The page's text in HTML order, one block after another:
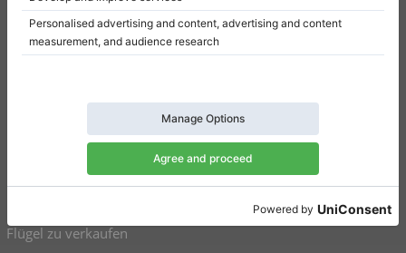
Nutzungsbedingungen
Einwilligungseinstellungen
Flügel zu verkaufen